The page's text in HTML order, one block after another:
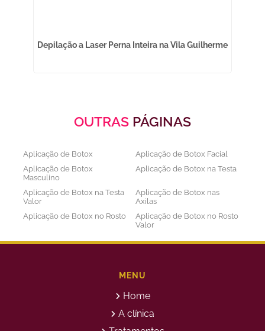
Depilação a Laser Perna Inteira na Vila Guilherme
OUTRAS PÁGINAS
Aplicação de Botox
Aplicação de Botox Facial
Aplicação de Botox
Masculino
Aplicação de Botox na Testa
Aplicação de Botox na Testa
Valor
Aplicação de Botox nas
Axilas
Aplicação de Botox no Rosto
Aplicação de Botox no Rosto
Valor
Aplicação de Botox nos
Aplicação de Botox Preço
Barriga
no Glúteo Valor
Bioestimulador de Colageno
Bioestimuladores de
Colágeno
MENU
Home
A clínica